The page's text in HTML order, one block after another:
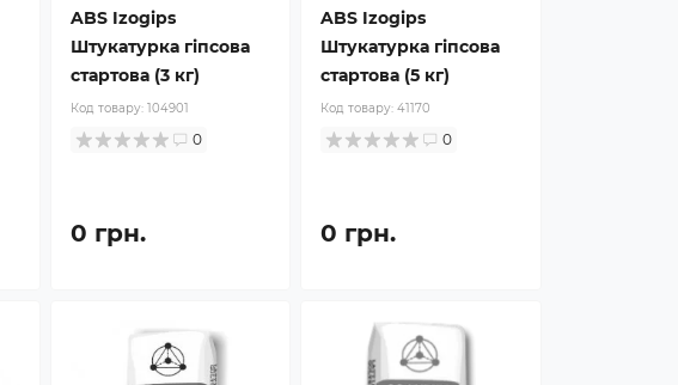
ABS Izogips
Штукатурка гіпсова
стартова (3 кг)
Код товару: 104901
0
0 грн.
ABS Izogips
Штукатурка гіпсова
стартова (5 кг)
Код товару:41170
0
0 грн.